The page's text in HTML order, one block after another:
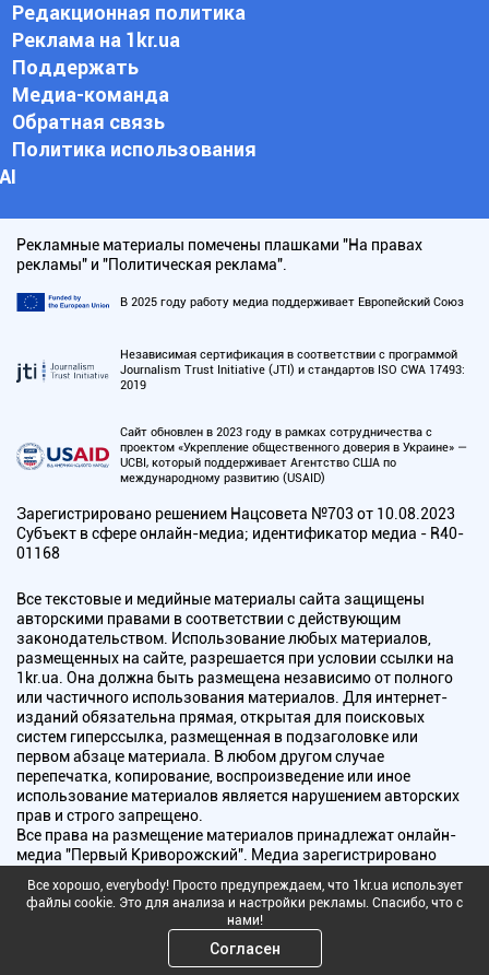
Редакционная политика
Реклама на 1kr.ua
Поддержать
Медиа-команда
Обратная связь
Политика использования
АI
Рекламные материалы помечены плашками "На правах
рекламы" и "Политическая реклама".
В 2025 году работу медиа поддерживает Европейский Союз
Независимая сертификация в соответствии с программой
Journalism Trust Initiative (JTI) и стандартов ISO CWA 17493:
2019
Сайт обновлен в 2023 году в рамках сотрудничества с
проектом «Укрепление общественного доверия в Украине» —
UCBI, который поддерживает Агентство США по
международному развитию (USAID)
Зарегистрировано решением Нацсовета №703 от 10.08.2023
Субъект в сфере онлайн-медиа; идентификатор медиа - R40-
01168
Все текстовые и медийные материалы сайта защищены
авторскими правами в соответствии с действующим
законодательством. Использование любых материалов,
размещенных на сайте, разрешается при условии ссылки на
1kr.ua. Она должна быть размещена независимо от полного
или частичного использования материалов. Для интернет-
изданий обязательна прямая, открытая для поисковых
систем гиперссылка, размещенная в подзаголовке или
первом абзаце материала. В любом другом случае
перепечатка, копирование, воспроизведение или иное
использование материалов является нарушением авторских
прав и строго запрещено.
Все права на размещение материалов принадлежат онлайн-
медиа "Первый Криворожский". Медиа зарегистрировано
радиовещания.
Copyright © 2010 - 2026 Все права защищены
Все хорошо, everybody! Просто предупреждаем, что 1kr.ua использует
файлы cookie. Это для анализа и настройки рекламы. Спасибо, что с
нами!
Согласен